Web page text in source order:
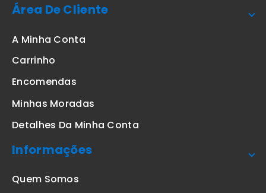
Área De Cliente
A Minha Conta
Carrinho
Encomendas
Minhas Moradas
Detalhes Da Minha Conta
Informações
Quem Somos